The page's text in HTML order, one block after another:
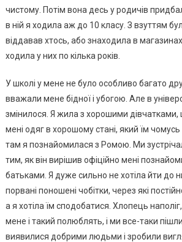
чистому. Потім вона десь у родичів
в ній я ходила аж до 10 класу. З взуттям
віддавав хтось, або знаходила в
ходила у них по кілька років.
У школі у мене не було особливо багато
вважали мене бідної і убогою. Але в
змінилося. Я жила з хорошими дівчатками,
мені одяг в хорошому стані, який їм чомусь
там я познайомилася з Ромою. Ми
тим, як він вирішив офіційно мені
батьками. Я дуже сильно не хотіла йти до
порвані поношені чобітки, через які
а я хотіла їм сподобатися. Хлопець
мене і такий полюблять, і ми все-таки
виявилися добрими людьми і зробили